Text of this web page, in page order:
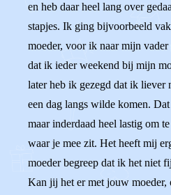
en heb daar heel lang over
stapjes. Ik ging bijvoorbeeld
moeder, voor ik naar mijn
dat ik ieder weekend bij mijn
later heb ik gezegd dat ik liever
een dag langs wilde komen.
maar inderdaad heel lastig om
waar je mee zit. Het heeft mij
moeder begreep dat ik het niet
Kan jij het er met jouw moeder,